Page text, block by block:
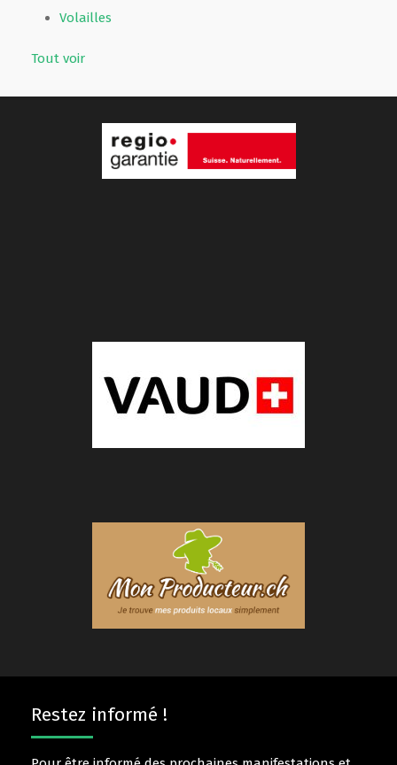
Volailles
Tout voir
Restez informé !